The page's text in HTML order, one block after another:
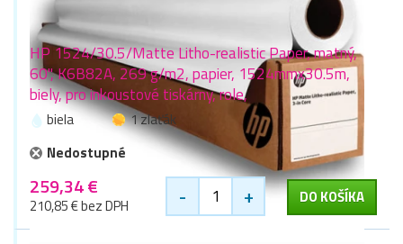
HP 1524/30.5/Matte Litho-realistic Paper, matný,
60", K6B82A, 269 g/m2, papier, 1524mmx30.5m,
biely, pro inkoustové tiskárny, role,
biela
1 zlaťák
Nedostupné
259,34 €
210,85 € bez DPH - + DO KOŠÍKA